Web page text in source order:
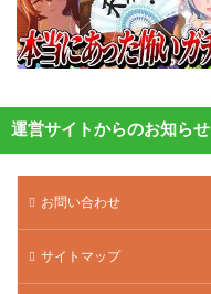
運営サイトからのお知らせ
お問い合わせ
サイトマップ